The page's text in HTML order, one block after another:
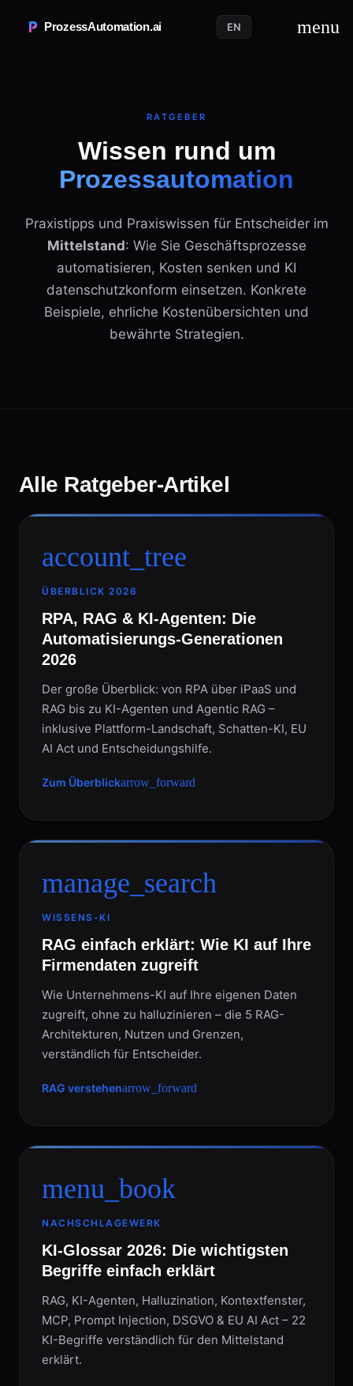
ProzessAutomation.ai EN menu
RATGEBER
Wissen rund um
Prozessautomation
Praxistipps und Praxiswissen für Entscheider im
Mittelstand: Wie Sie Geschäftsprozesse
automatisieren, Kosten senken und KI
datenschutzkonform einsetzen. Konkrete
Beispiele, ehrliche Kostenübersichten und
bewährte Strategien.
Alle Ratgeber-Artikel
account_tree
ÜBERBLICK 2026
RPA, RAG & KI-Agenten: Die
Automatisierungs-Generationen
2026
Der große Überblick: von RPA über iPaaS und
RAG bis zu KI-Agenten und Agentic RAG –
inklusive Plattform-Landschaft, Schatten-KI, EU
AI Act und Entscheidungshilfe.
Zum Überblickarrow_forward
manage_search
WISSENS-KI
RAG einfach erklärt: Wie KI auf Ihre
Firmendaten zugreift
Wie Unternehmens-KI auf Ihre eigenen Daten
zugreift, ohne zu halluzinieren – die 5 RAG-
Architekturen, Nutzen und Grenzen,
verständlich für Entscheider.
RAG verstehenarrow_forward
menu_book
NACHSCHLAGEWERK
KI-Glossar 2026: Die wichtigsten
Begriffe einfach erklärt
RAG, KI-Agenten, Halluzination, Kontextfenster,
MCP, Prompt Injection, DSGVO & EU AI Act – 22
KI-Begriffe verständlich für den Mittelstand
erklärt.